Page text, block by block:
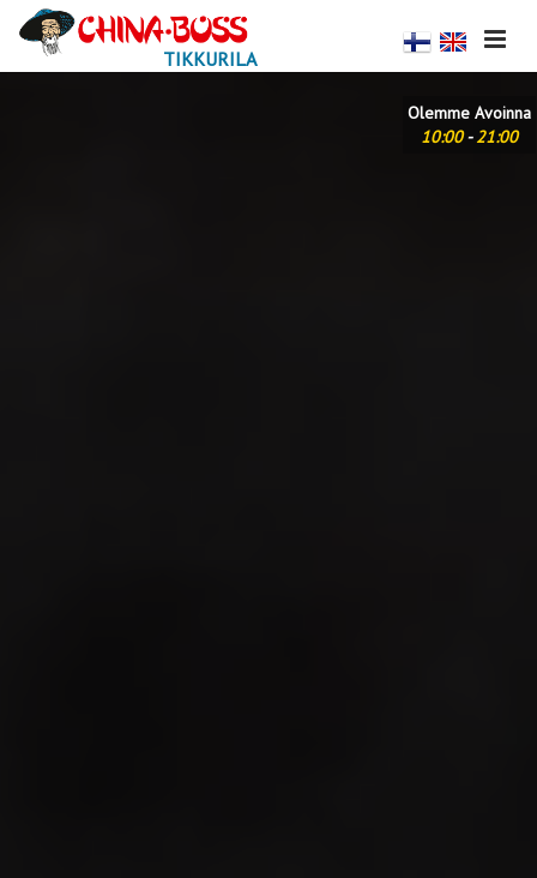
TIKKURILA
Olemme Avoinna
10:00-21:00